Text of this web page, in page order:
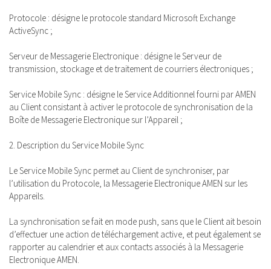
Protocole : désigne le protocole standard Microsoft Exchange
ActiveSync ;
Serveur de Messagerie Electronique : désigne le Serveur de
transmission, stockage et de traitement de courriers électroniques ;
Service Mobile Sync : désigne le Service Additionnel fourni par AMEN
au Client consistant à activer le protocole de synchronisation de la
Boîte de Messagerie Electronique sur l’Appareil ;
2. Description du Service Mobile Sync
Le Service Mobile Sync permet au Client de synchroniser, par
l’utilisation du Protocole, la Messagerie Electronique AMEN sur les
Appareils.
La synchronisation se fait en mode push, sans que le Client ait besoin
d’effectuer une action de téléchargement active, et peut également se
rapporter au calendrier et aux contacts associés à la Messagerie
Electronique AMEN.